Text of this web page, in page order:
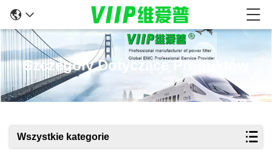
Szczegóły Dotyczące Produktów
Wszystkie kategorie